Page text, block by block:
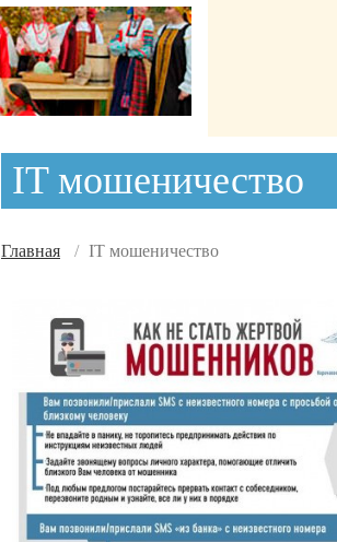
IT мошеничество
Главная / IT мошеничество